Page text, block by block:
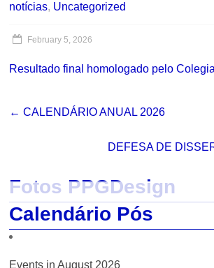
notícias, Uncategorized
February 5, 2026
Resultado final homologado pelo
← CALENDÁRIO ANUAL 2026
DEFESA DE
Fotos PPGDesign
Calendário Pós
Events in August 2026